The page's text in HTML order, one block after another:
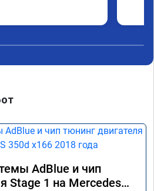
🔥
AdBlue и чип
Stage 1 на Mercedes